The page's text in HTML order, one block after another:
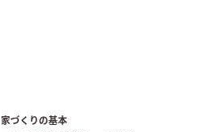
家づくりの基本